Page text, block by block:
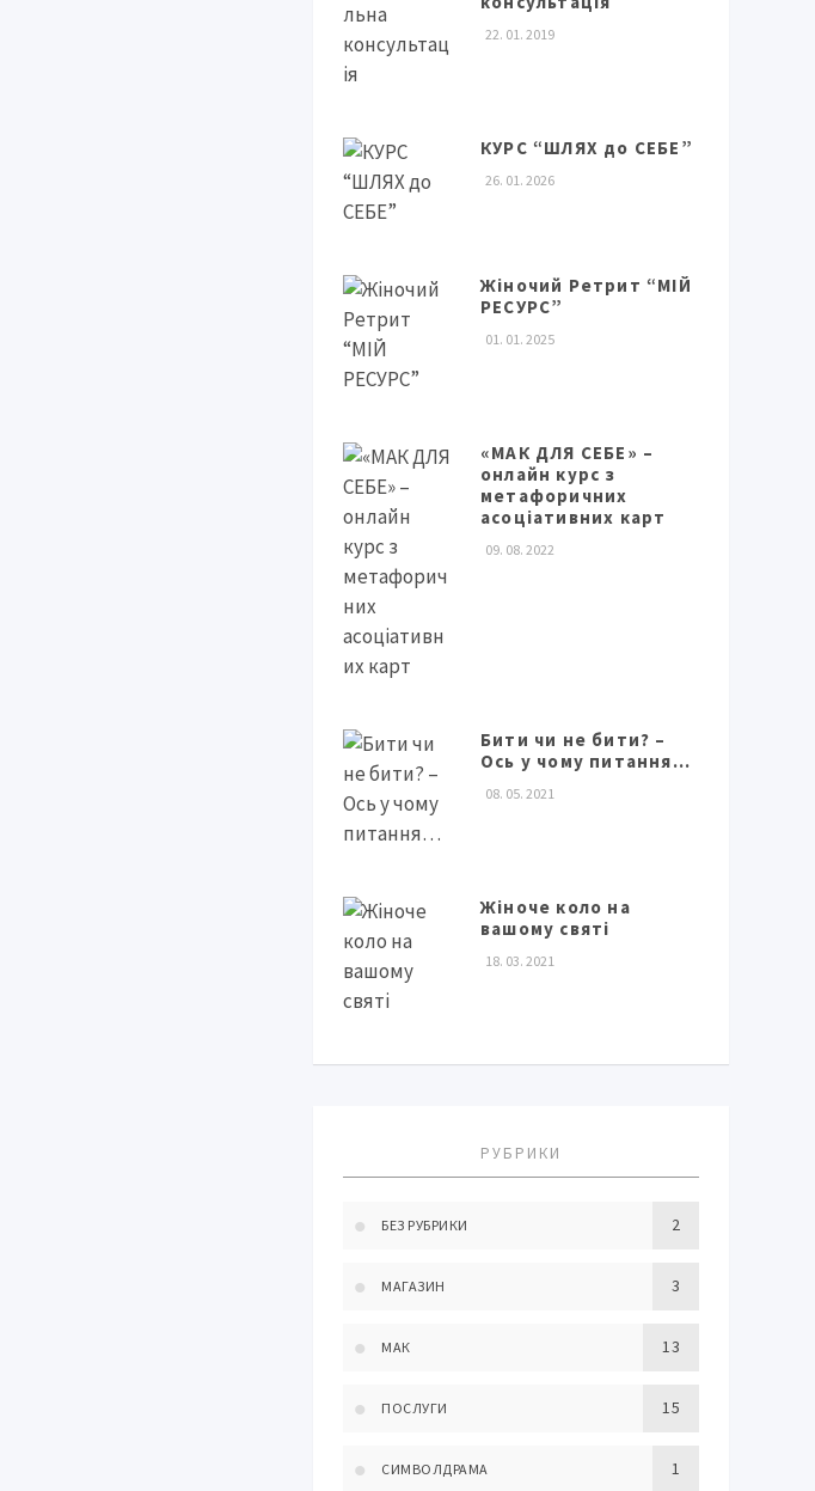
22. 01. 2019
КУРС “ШЛЯХ до СЕБЕ”
26. 01. 2026
Жіночий Ретрит “МІЙ
РЕСУРС”
01. 01. 2025
«МАК ДЛЯ СЕБЕ» –
онлайн курс з
метафоричних
асоціативних карт
09. 08. 2022
Бити чи не бити? –
Ось у чому питання…
08. 05. 2021
Жіноче коло на
вашому святі
18. 03. 2021
РУБРИКИ
БЕЗ РУБРИКИ 2
МАГАЗИН 3
МАК 13
ПОСЛУГИ 15
СИМВОЛДРАМА 1